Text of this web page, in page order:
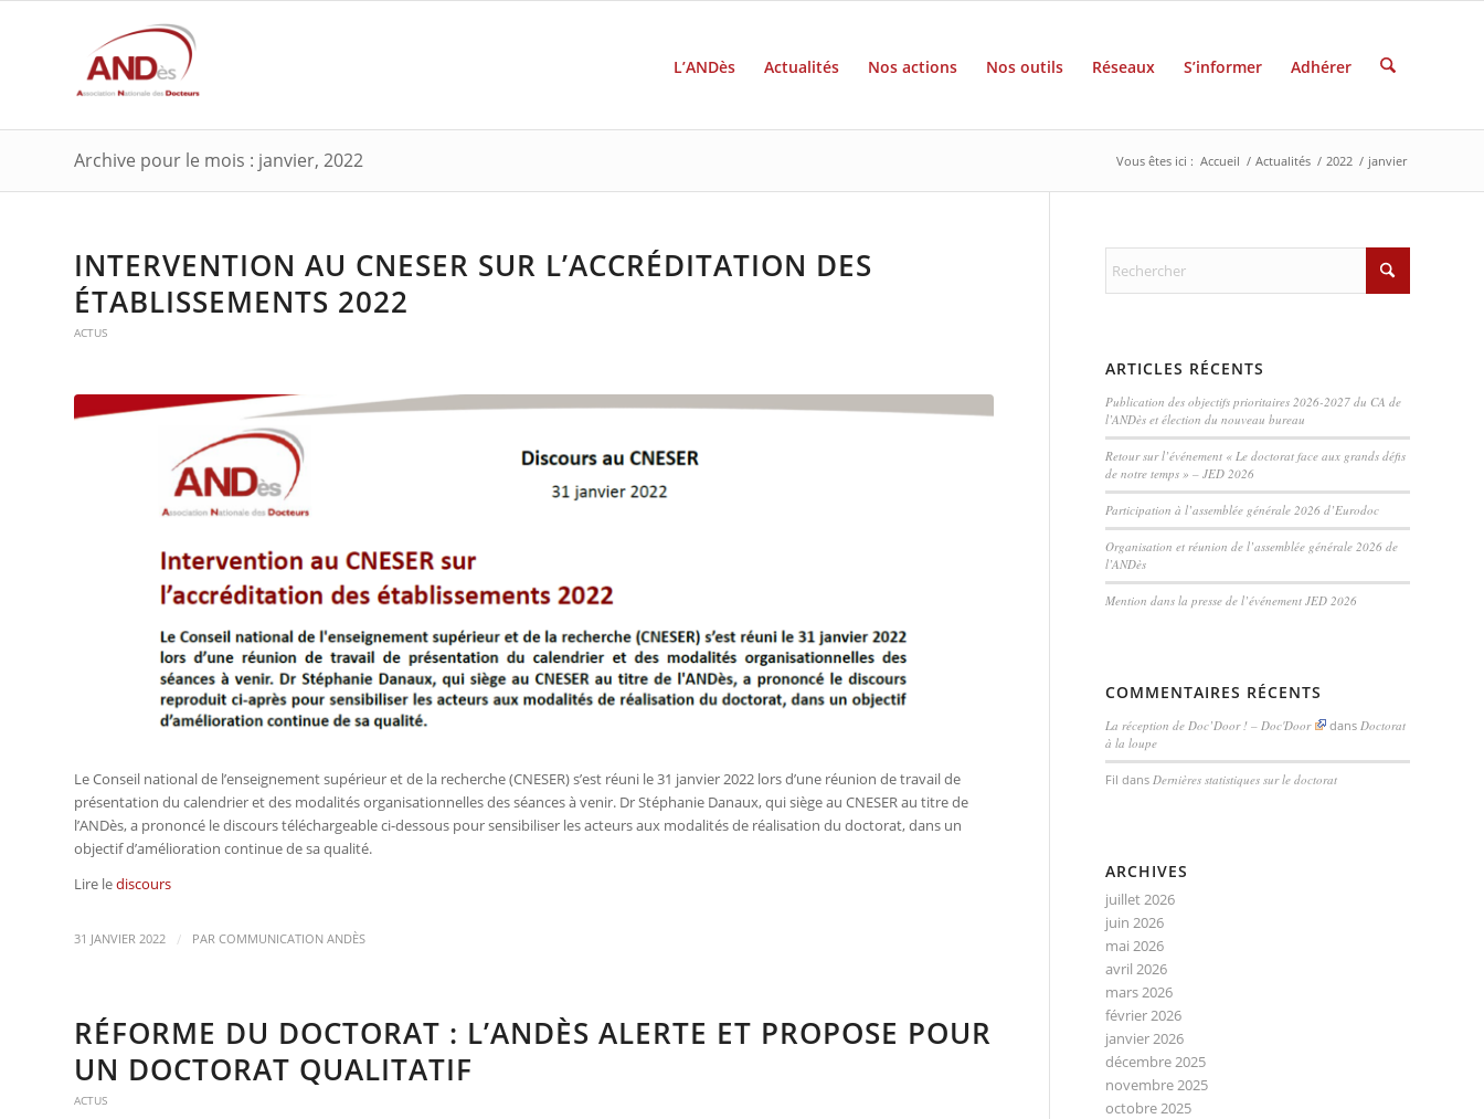
L’ANDès Actualités Nos actions Nos outils Réseaux S’informer Adhérer
Archive pour le mois : janvier, 2022 Vous êtes ici : Accueil / Actualités / 2022 / janvier
INTERVENTION AU CNESER SUR L’ACCRÉDITATION DES
ÉTABLISSEMENTS 2022
ACTUS
Le Conseil national de l’enseignement supérieur et de la recherche (CNESER) s’est réuni le 31 janvier 2022 lors d’une réunion de travail de
présentation du calendrier et des modalités organisationnelles des séances à venir. Dr Stéphanie Danaux, qui siège au CNESER au titre de
l’ANDès, a prononcé le discours téléchargeable ci-dessous pour sensibiliser les acteurs aux modalités de réalisation du doctorat, dans un
objectif d’amélioration continue de sa qualité.
Lire lediscours
31 JANVIER 2022 / PAR COMMUNICATION ANDÈS
RÉFORME DU DOCTORAT : L’ANDÈS ALERTE ET PROPOSE POUR
UN DOCTORAT QUALITATIF
ACTUS
ARTICLES RÉCENTS
Publication des objectifs prioritaires 2026-2027 du CA de
l’ANDès et élection du nouveau bureau
Retour sur l’événement « Le doctorat face aux grands défis
de notre temps » – JED 2026
Participation à l’assemblée générale 2026 d’Eurodoc
Organisation et réunion de l’assemblée générale 2026 de
l’ANDès
Mention dans la presse de l’événement JED 2026
COMMENTAIRES RÉCENTS
La réception de Doc’Door ! – Doc'Door dans Doctorat
à la loupe
Fil dansDernières statistiques sur le doctorat
ARCHIVES
juillet 2026
juin 2026
mai 2026
avril 2026
mars 2026
février 2026
janvier 2026
décembre 2025
novembre 2025
octobre 2025